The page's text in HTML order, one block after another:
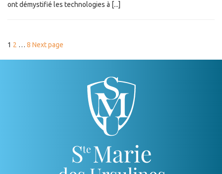
ont démystifié les technologies à [...]
PAGINATION
DES
Page
1 Page
2 … Page
8 Next page